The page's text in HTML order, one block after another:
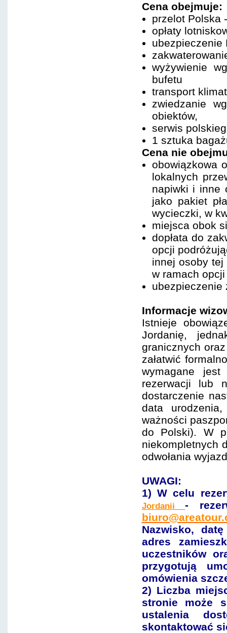
Cena obejmuje:
przelot Polska
opłaty
ubezpieczenie
wyżywienie
bufetu
transport
zwiedzanie
obiektów,
serwis
1 sztuka
Cena nie
obowiązkowa
lokalnych
napiwki i inne
jako pakiet
wycieczki, w
miejsca obok
dopłata do
opcji
innej osoby tej
w ramach
ubezpieczenie
Informacje
Istnieje
Jordanię,
granicznych
załatwić
wymagane jest
rezerwacji lub
dostarczenie
data
ważności
do Polski). W
niekompletnych
odwołania
UWAGI:
1) W celu
Jordanii-
Nazwisko, datę
adres
uczestników
przygotują
omówienia
2) Liczba
stronie może
ustalenia
skontaktować